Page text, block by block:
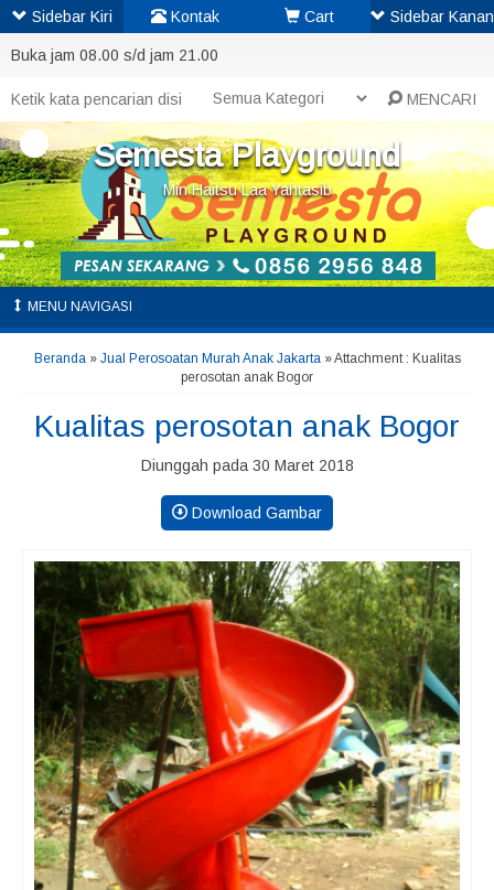
Buka jam 08.00 s/d jam 21.00
MENCARI
Semesta Playground
Min Haitsu Laa Yahtasib
MENU NAVIGASI
Beranda» Jual Perosoatan Murah Anak Jakarta» Attachment : Kualitas
perosotan anak Bogor
Kualitas perosotan anak Bogor
Diunggah pada 30 Maret 2018
Download Gambar
Sidebar Kiri Kontak Cart Sidebar Kanan